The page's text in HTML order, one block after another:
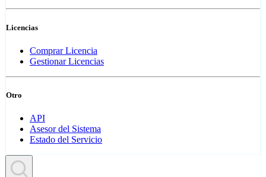
Licencias
Comprar Licencia
Gestionar Licencias
Otro
API
Asesor del Sistema
Estado del Servicio